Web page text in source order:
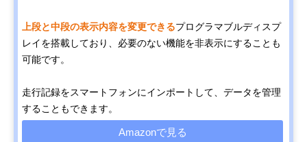
上段と中段の表示内容を変更できるプログラマブルディスプ
レイを搭載しており、必要のない機能を非表示にすることも
可能です。
走行記録をスマートフォンにインポートして、データを管理
することもできます。
Amazonで見る